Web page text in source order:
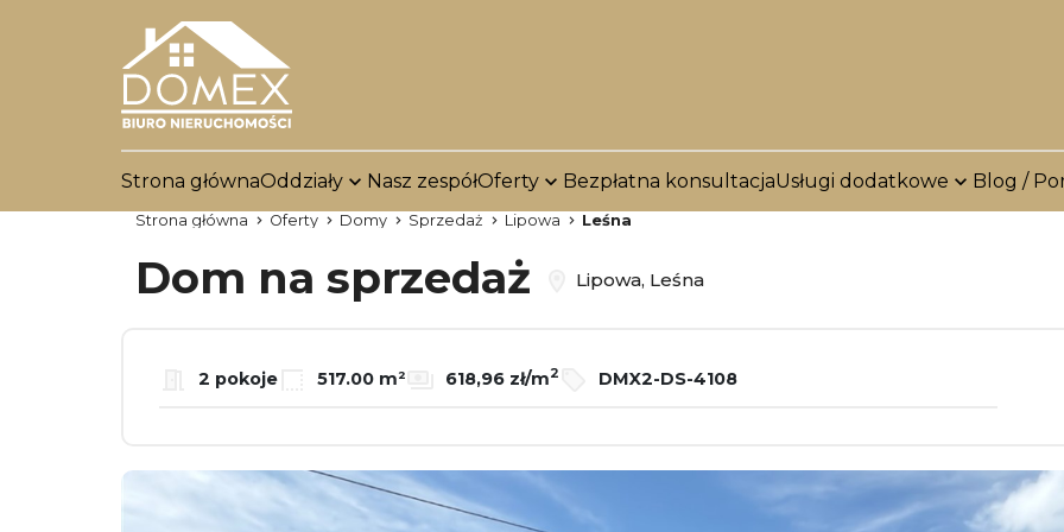
Strona głównaOddziały Nasz zespółOferty Bezpłatna konsultacjaUsługi dodatkowe Blog /
Strona główna Oferty Domy Sprzedaż Lipowa Leśna
Dom na sprzedaż Lipowa, Leśna
2 pokoje 517.00 m² 618,96 zł/m2 DMX2-DS-4108